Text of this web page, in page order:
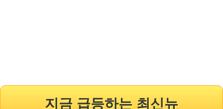
지금 급등하는 최신뉴